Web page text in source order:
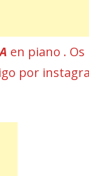
en piano . Os
por